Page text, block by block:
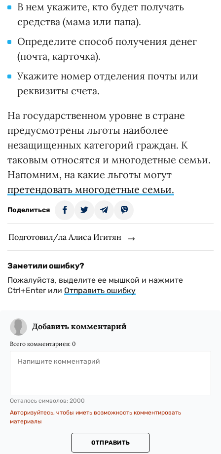
В нем укажите, кто будет получать
средства (мама или папа).
Определите способ получения денег
(почта, карточка).
Укажите номер отделения почты или
реквизиты счета.
На государственном уровне в стране
предусмотрены льготы наиболее
незащищенных категорий граждан. К
таковым относятся и многодетные семьи.
Напомним, на какие льготы могут
претендовать многодетные семьи.
Поделиться
Подготовил/ла Алиса Игитян
Заметили ошибку?
Пожалуйста, выделите ее мышкой и нажмите
Ctrl+Enter или Отправить ошибку
Добавить комментарий
Всего комментариев: 0
Осталось символов: 2000
Авторизуйтесь, чтобы иметь возможность комментировать
материалы
ОТПРАВИТЬ